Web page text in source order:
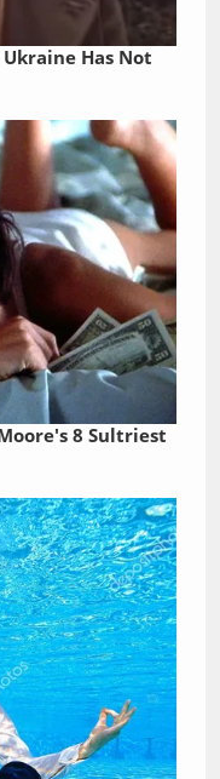
Has Not
8 Sultriest